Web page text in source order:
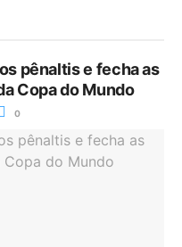
pênaltis e fecha as
Copa do Mundo
0